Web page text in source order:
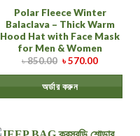
Polar Fleece Winter
Balaclava – Thick Warm
Hood Hat with Face Mask
for Men & Women
৳850.00 ৳570.00
অর্ডার করুন